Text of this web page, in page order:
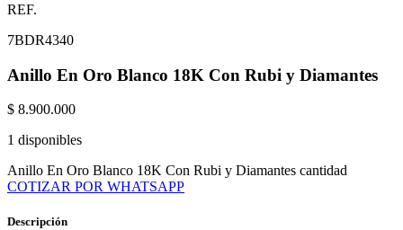
REF.
7BDR4340
Anillo En Oro Blanco 18K Con Rubi y Diamantes
$ 8.900.000
1 disponibles
Anillo En Oro Blanco 18K Con Rubi y Diamantes cantidad
COTIZAR POR WHATSAPP
Descripción